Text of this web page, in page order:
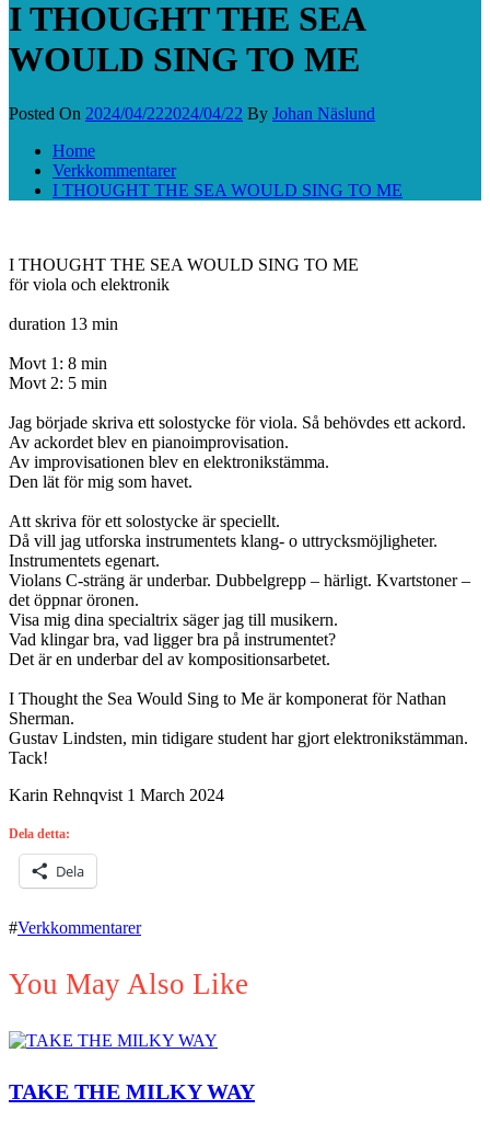
I THOUGHT THE SEA
WOULD SING TO ME
Posted On 2024/04/222024/04/22 By Johan Näslund
Home
Verkkommentarer
I THOUGHT THE SEA WOULD SING TO ME
I THOUGHT THE SEA WOULD SING TO ME
för viola och elektronik
duration 13 min
Movt 1: 8 min
Movt 2: 5 min
Jag började skriva ett solostycke för viola. Så behövdes ett ackord.
Av ackordet blev en pianoimprovisation.
Av improvisationen blev en elektronikstämma.
Den lät för mig som havet.
Att skriva för ett solostycke är speciellt.
Då vill jag utforska instrumentets klang- o uttrycksmöjligheter.
Instrumentets egenart.
Violans C-sträng är underbar. Dubbelgrepp – härligt. Kvartstoner –
det öppnar öronen.
Visa mig dina specialtrix säger jag till musikern.
Vad klingar bra, vad ligger bra på instrumentet?
Det är en underbar del av kompositionsarbetet.
I Thought the Sea Would Sing to Me är komponerat för Nathan
Sherman.
Gustav Lindsten, min tidigare student har gjort elektronikstämman.
Tack!
Karin Rehnqvist 1 March 2024
Dela detta:
Dela
#Verkkommentarer
You May Also Like
TAKE THE MILKY WAY